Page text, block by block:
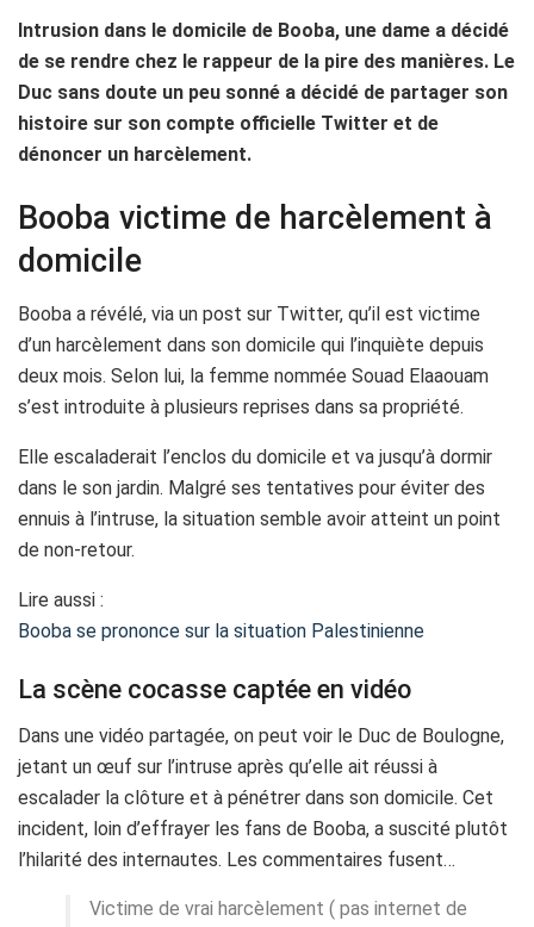
Intrusion dans le domicile de Booba, une dame a décidé
de se rendre chez le rappeur de la pire des manières. Le
Duc sans doute un peu sonné a décidé de partager son
histoire sur son compte officielle Twitter et de
dénoncer un harcèlement.
Booba victime de harcèlement à
domicile
Booba a révélé, via un post sur Twitter, qu’il est victime
d’un harcèlement dans son domicile qui l’inquiète depuis
deux mois. Selon lui, la femme nommée Souad Elaaouam
s’est introduite à plusieurs reprises dans sa propriété.
Elle escaladerait l’enclos du domicile et va jusqu’à dormir
dans le son jardin. Malgré ses tentatives pour éviter des
ennuis à l’intruse, la situation semble avoir atteint un point
de non-retour.
Lire aussi :
Booba se prononce sur la situation Palestinienne
La scène cocasse captée en vidéo
Dans une vidéo partagée, on peut voir le Duc de Boulogne,
jetant un œuf sur l’intruse après qu’elle ait réussi à
escalader la clôture et à pénétrer dans son domicile. Cet
incident, loin d’effrayer les fans de Booba, a suscité plutôt
l’hilarité des internautes. Les commentaires fusent…
Victime de vrai harcèlement ( pas internet de